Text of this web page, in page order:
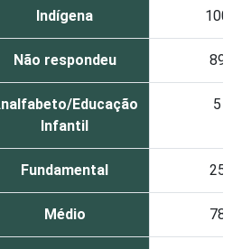
Indígena 100
Não respondeu 89
Educação
Infantil
5
Fundamental 25
Médio 78